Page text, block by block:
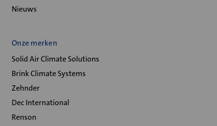
Nieuws
Onze merken
Solid Air Climate Solutions
Brink Climate Systems
Zehnder
Dec International
Renson